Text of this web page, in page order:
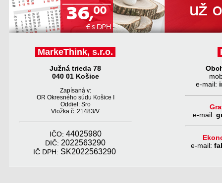
MarkeThink, s.r.o.
Južná trieda 78
040 01 Košice
Zapísaná v:
OR Okresného súdu Košice I
Oddiel: Sro
Vložka č. 21483/V
IČO: 44025980
DIČ: 2022563290
IČ DPH: SK2022563290
e-mail:
e-mail:
e-mail: